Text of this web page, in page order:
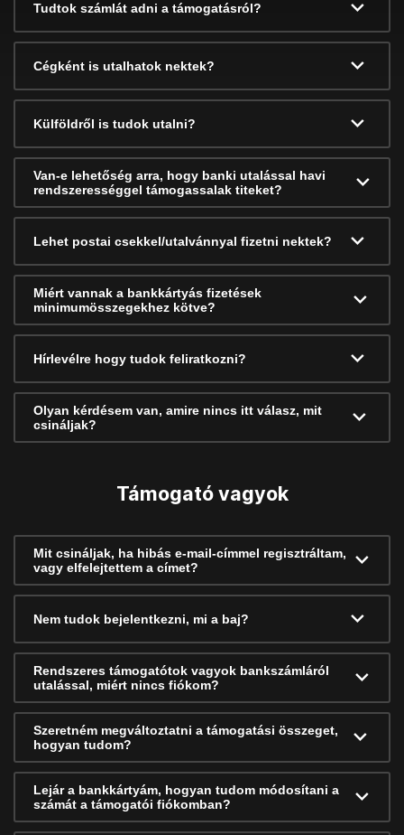
Tudtok számlát adni a támogatásról?
Cégként is utalhatok nektek?
Külföldről is tudok utalni?
Van-e lehetőség arra, hogy banki utalással havi
rendszerességgel támogassalak titeket?
Lehet postai csekkel/utalvánnyal fizetni nektek?
Miért vannak a bankkártyás fizetések
minimumösszegekhez kötve?
Hírlevélre hogy tudok feliratkozni?
Olyan kérdésem van, amire nincs itt válasz, mit
csináljak?
Támogató vagyok
Mit csináljak, ha hibás e-mail-címmel regisztráltam,
vagy elfelejtettem a címet?
Nem tudok bejelentkezni, mi a baj?
Rendszeres támogatótok vagyok bankszámláról
utalással, miért nincs fiókom?
Szeretném megváltoztatni a támogatási összeget,
hogyan tudom?
Lejár a bankkártyám, hogyan tudom módosítani a
számát a támogatói fiókomban?